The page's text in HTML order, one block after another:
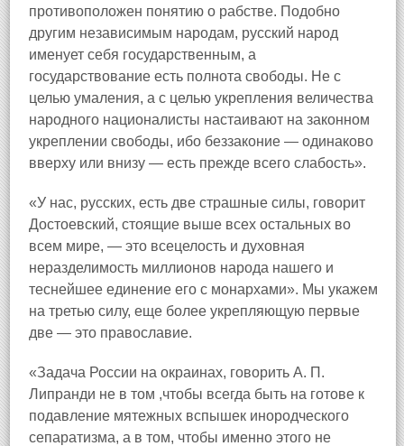
противоположен понятию о рабстве. Подобно
другим независимым народам, русский народ
именует себя государственным, а
государствование есть полнота свободы. Не с
целью умаления, а с целью укрепления величества
народного националисты настаивают на законном
укреплении свободы, ибо беззаконие — одинаково
вверху или внизу — есть прежде всего слабость».
«У нас, русских, есть две страшные силы, говорит
Достоевский, стоящие выше всех остальных во
всем мире, — это всецелость и духовная
неразделимость миллионов народа нашего и
теснейшее единение его с монархами». Мы укажем
на третью силу, еще более укрепляющую первые
две — это православие.
«Задача России на окраинах, говорить А. П.
Липранди не в том ,чтобы всегда быть на готове к
подавление мятежных вспышек инородческого
сепаратизма, а в том, чтобы именно этого не